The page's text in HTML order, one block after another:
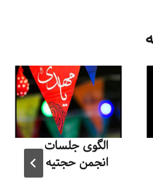
الگوی جلسات
انجمن حجتیه